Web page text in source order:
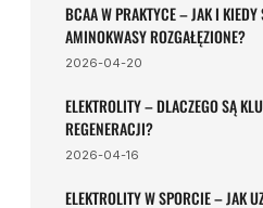
BCAA W PRAKTYCE – JAK I KIEDY
AMINOKWASY ROZGAŁĘZIONE?
2026-04-20
ELEKTROLITY – DLACZEGO SĄ
REGENERACJI?
2026-04-16
ELEKTROLITY W SPORCIE – JAK